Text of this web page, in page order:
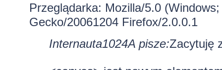
Przeglądarka: Mozilla/5.0
Gecko/20061204 Firefox/2.0.0.1
Internauta1024A pisze:Zacytuję